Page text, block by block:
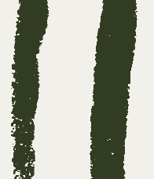
over
podcast vertellen
hun motivatie om